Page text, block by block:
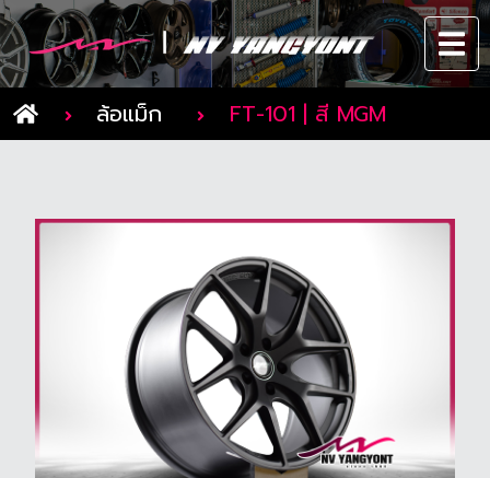
ล้อแม็ก FT-101 | สี MGM